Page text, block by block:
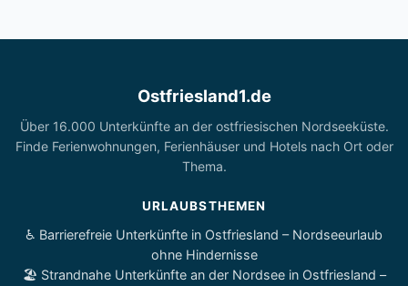
Ostfriesland1.de
Über 16.000 Unterkünfte an der ostfriesischen Nordseeküste.
Finde Ferienwohnungen, Ferienhäuser und Hotels nach Ort oder
Thema.
URLAUBSTHEMEN
♿ Barrierefreie Unterkünfte in Ostfriesland – Nordseeurlaub
ohne Hindernisse
🏖️ Strandnahe Unterkünfte an der Nordsee in Ostfriesland –